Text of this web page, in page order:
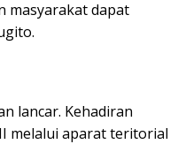
masyarakat dapat
lancar. Kehadiran
melalui aparat teritorial